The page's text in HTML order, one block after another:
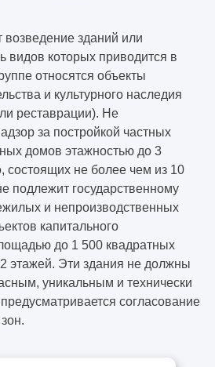
возведение зданий или
видов которых приводится в
относятся объекты
и культурного наследия
реставрации). Не
за постройкой частных
домов этажностью до 3
состоящих не более чем из 10
подлежит государственному
и непроизводственных
капитального
до 1 500 квадратных
этажей. Эти здания не должны
уникальным и технически
согласование